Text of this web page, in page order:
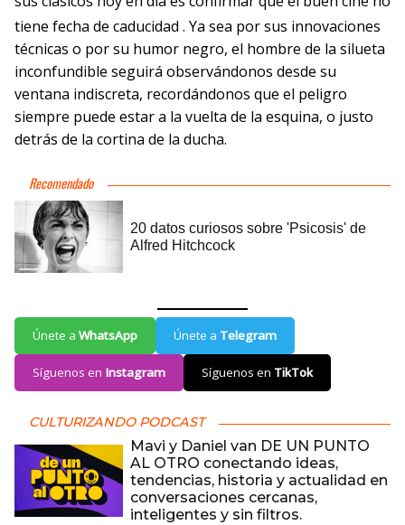
tiene fecha de caducidad . Ya sea por sus innovaciones
técnicas o por su humor negro, el hombre de la silueta
inconfundible seguirá observándonos desde su
ventana indiscreta, recordándonos que el peligro
siempre puede estar a la vuelta de la esquina, o justo
detrás de la cortina de la ducha.
Únete a WhatsApp Únete a Telegram
Síguenos en Instagram Síguenos en TikTok
CULTURIZANDO PODCAST
Mavi y Daniel van DE UN PUNTO
AL OTRO conectando ideas,
tendencias, historia y actualidad en
conversaciones cercanas,
inteligentes y sin filtros.